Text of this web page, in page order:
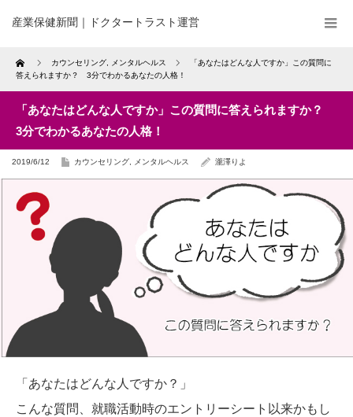
産業保健新聞｜ドクタートラスト運営
Home カウンセリング メンタルヘルス
「あなたはどんな人ですか」この質問に
答えられますか？ 3分でわかるあなたの人格！
「あなたはどんな人ですか」この質問に答えられますか？
3分でわかるあなたの人格！
2019/6/12 カウンセリング メンタルヘルス 瀧澤りよ
「あなたはどんな人ですか？」
こんな質問、就職活動時のエントリーシート以来かもし